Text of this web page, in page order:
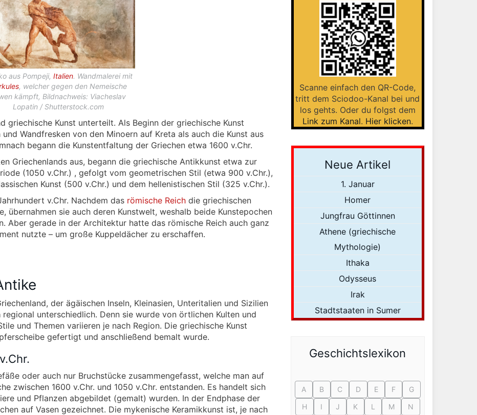
aus Pompeji, Italien. Wandmalerei mit
, welcher gegen den Nemeische
kämpft, Bildnachweis: Viacheslav
Lopatin / Shutterstock.com
griechische Kunst unterteilt. Als Beginn der griechische Kunst
Wandfresken von den Minoern auf Kreta als auch die Kunst aus
begann die Kunstentfaltung der Griechen etwa 1600 v.Chr.
Griechenlands aus, begann die griechische Antikkunst etwa zur
(1050 v.Chr.) , gefolgt vom geometrischen Stil (etwa 900 v.Chr.),
Kunst (500 v.Chr.) und dem hellenistischen Stil (325 v.Chr.).
v.Chr. Nachdem das römische Reich die griechischen
übernahmen sie auch deren Kunstwelt, weshalb beide Kunstepochen
Aber gerade in der Architektur hatte das römische Reich auch ganz
nutzte – um große Kuppeldächer zu erschaffen.
der ägäischen Inseln, Kleinasien, Unteritalien und Sizilien
unterschiedlich. Denn sie wurde von örtlichen Kulten und
und Themen variieren je nach Region. Die griechische Kunst
gefertigt und anschließend bemalt wurde.
oder auch nur Bruchstücke zusammengefasst, welche man auf
zwischen 1600 v.Chr. und 1050 v.Chr. entstanden. Es handelt sich
und Pflanzen abgebildet (gemalt) wurden. In der Endphase der
auf Vasen gezeichnet. Die mykenische Keramikkunst ist, je nach
Scanne einfach den QR-Code,
tritt dem Sciodoo-Kanal bei und
los gehts. Oder du folgst dem
Link zum Kanal. Hier klicken.
Neue Artikel
1. Januar
Homer
Jungfrau Göttinnen
Athene (griechische
Mythologie)
Ithaka
Odysseus
Irak
Stadtstaaten in Sumer
Geschichtslexikon
A B C D E F
G
H
I J K L M
N